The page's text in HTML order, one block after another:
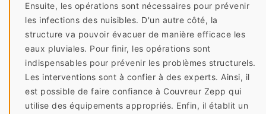
Ensuite, les opérations sont nécessaires pour prévenir
les infections des nuisibles. D'un autre côté, la
structure va pouvoir évacuer de manière efficace les
eaux pluviales. Pour finir, les opérations sont
indispensables pour prévenir les problèmes structurels.
Les interventions sont à confier à des experts. Ainsi, il
est possible de faire confiance à Couvreur Zepp qui
utilise des équipements appropriés. Enfin, il établit un